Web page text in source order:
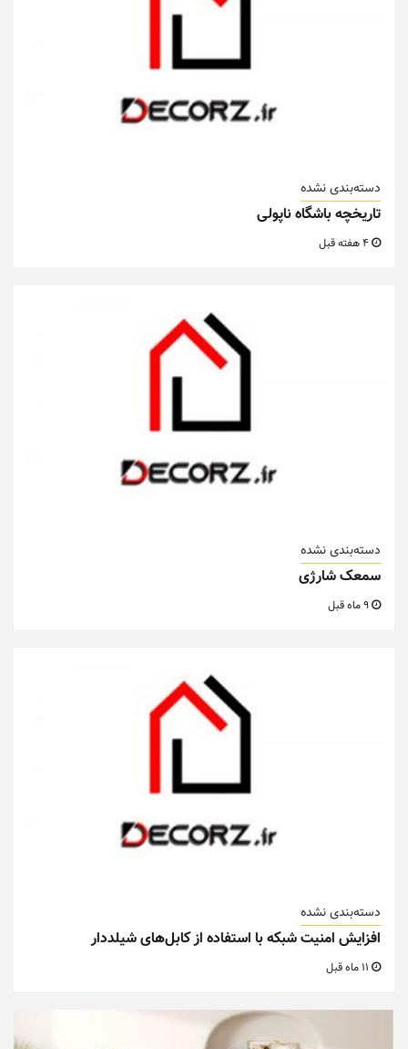
دسته‌بندی نشده
تاریخچه باشگاه ناپولی
دسته‌بندی نشده
سمعک شارژی
دسته‌بندی نشده
افزایش امنیت شبکه با استفاده از کابل‌های شیلددار